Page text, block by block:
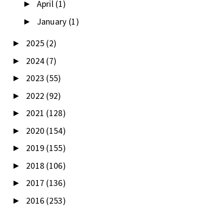
► April (1)
► January (1)
► 2025 (2)
► 2024 (7)
► 2023 (55)
► 2022 (92)
► 2021 (128)
► 2020 (154)
► 2019 (155)
► 2018 (106)
► 2017 (136)
► 2016 (253)